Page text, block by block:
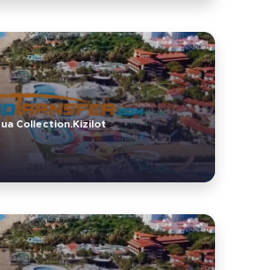
Collection.Kizilot